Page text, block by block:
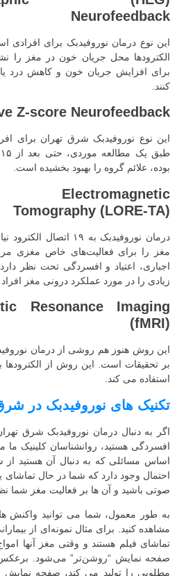
Neurofeedback
این نوع درمان نوروفیدبک برای افرادی
الکترودها محل جریان خون در مغز را
برای افزایش جریان خون و کاهش درد
کنند.
Z-score Neurofeedback
این نوع نوروفیدبک شرق تهران برای
بوده، علائم گروه را بهبود بخشیده است.
Electromagnetic
Tomography (LORE-TA)
درمان نوروفیدبک به ۱۹
مغز را برای فعالیت‌های خاص مغزی
اجباری، اعتیاد و افسردگی تحت نظر
زیادی را در مورد عملکرد درونی مغز افراد
Resonance Imaging
(fMRI)
این روش هنوز هم روشی از درمان
بر تحقیقات است. این روش از الکترودها
استفاده می کند.
تکنیک های نوروفیدبک در
اگر به دنبال درمان نوروفیدبک شرق
افسردگی هستید، روانشناسان کلینیک ما
اساس مسائلی که به دنبال آن هستید از
احتمال وجود دارد که شما در حال
صوتی باشید و آن ها بر فعالیت مغز شما
به طور معمول، شما می توانید واکنش
مشاهده کنید. برای مثال نمونه‌ای از
تماشای فیلم هستند و وقتی مغز آنها
صفحه نمایش “روشن‌تر” می‌شود.
مطلوبی را تولید می کند، صفحه